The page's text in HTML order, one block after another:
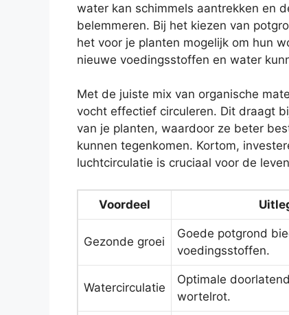
water kan schimmels aantrekken en
belemmeren. Bij het kiezen van
het voor je planten mogelijk om hun
nieuwe voedingsstoffen en water
Met de juiste mix van organische
vocht effectief circuleren. Dit draagt
van je planten, waardoor ze beter
kunnen tegenkomen. Kortom,
luchtcirculatie is cruciaal voor de
Voordeel
Gezonde groei
Goede potgrond
voedingsstoffen.
Watercirculatie
Optimale
wortelrot.